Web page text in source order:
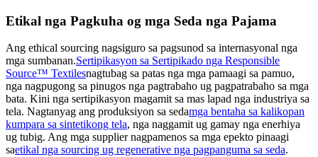
Etikal nga Pagkuha og mga Seda nga Pajama
Ang ethical sourcing nagsiguro sa pagsunod sa internasyonal nga
mga sumbanan.Sertipikasyon sa Sertipikado nga Responsible
Source™ Textilesnagtubag sa patas nga mga pamaagi sa pamuo,
nga nagpugong sa pinugos nga pagtrabaho ug pagpatrabaho sa mga
bata. Kini nga sertipikasyon magamit sa mas lapad nga industriya sa
tela. Nagtanyag ang produksiyon sa sedamga bentaha sa kalikopan
kumpara sa sintetikong tela, nga naggamit ug gamay nga enerhiya
ug tubig. Ang mga supplier nagpamenos sa mga epekto pinaagi
saetikal nga sourcing ug regenerative nga pagpanguma sa seda.